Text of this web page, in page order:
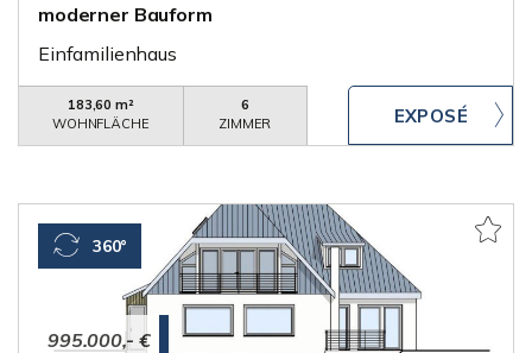
moderner Bauform
Einfamilienhaus
183,60 m²
WOHNFLÄCHE
6
ZIMMER
995.000,- €
360°